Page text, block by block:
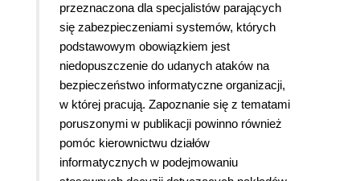
przeznaczona dla specjalistów parających
się zabezpieczeniami systemów, których
podstawowym obowiązkiem jest
niedopuszczenie do udanych ataków na
bezpieczeństwo informatyczne organizacji,
w której pracują. Zapoznanie się z tematami
poruszonymi w publikacji powinno również
pomóc kierownictwu działów
informatycznych w podejmowaniu